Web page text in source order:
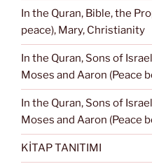
In the Quran, Bible, the
peace), Mary, Christianity
In the Quran, Sons of
Moses and Aaron (Peace
In the Quran, Sons of
Moses and Aaron (Peace
KİTAP TANITIMI